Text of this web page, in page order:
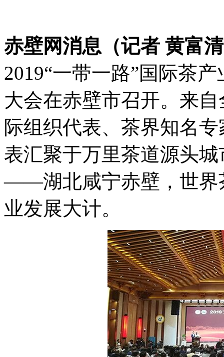
赤壁网消息（记者 黄富
2019“一带一路”国际茶
大会在赤壁市召开。来
际组织代表、茶界知名
表汇聚于万里茶道源头
——湖北咸宁赤壁，世界
业发展大计。